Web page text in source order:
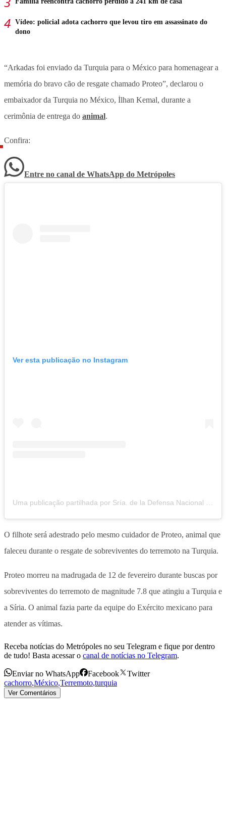
Vídeo: policial adota cachorro que levou tiro em assassinato do
dono
“Arkadas foi enviado da Turquia para o México para homenagear a
memória do bravo cão de resgate chamado Proteo”, declarou o
embaixador da Turquia no México, İlhan Kemal, durante a
cerimônia de entrega do animal.
Confira:
Entre no canal de WhatsApp do Metrópoles
Ver esta publicação no Instagram
O filhote será adestrado pelo mesmo cuidador de Proteo, animal que
faleceu durante o resgate de sobreviventes do terremoto na Turquia.
Proteo morreu na madrugada de 12 de fevereiro durante buscas por
sobreviventes do terremoto de magnitude 7.8 que atingiu a Turquia e
a Síria. O animal fazia parte da equipe do Exército mexicano para
atender as vítimas.
Receba notícias do Metrópoles no seu Telegram e fique por dentro
de tudo! Basta acessar o canal de notícias no Telegram.
Enviar no WhatsApp Facebook
Twitter
cachorro,México,Terremoto,turquia
Ver Comentários